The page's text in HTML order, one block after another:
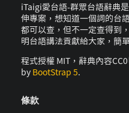
iTaigi愛台語-群眾台語辭典是
伸專案，想知道一個詞的台
都可以查，但不一定查得到
明台語講法貢獻給大家，簡
程式授權 MIT，辭典內容
by BootStrap 5.
條款